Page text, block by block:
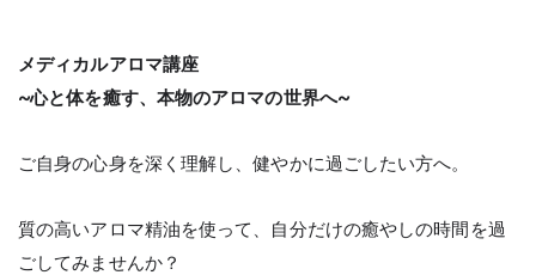
メディカルアロマ講座
~心と体を癒す、本物のアロマの世界へ~
ご自身の心身を深く理解し、健やかに過ごしたい方へ。
質の高いアロマ精油を使って、自分だけの癒やしの時間を過
ごしてみませんか？